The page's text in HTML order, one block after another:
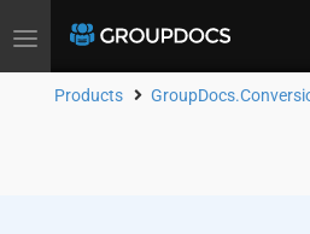
Toggle
Products